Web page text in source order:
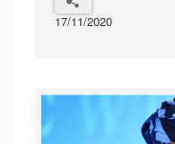
17/11/2020